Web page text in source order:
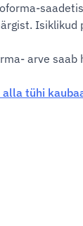
Isiklikud
arve
alla tühi